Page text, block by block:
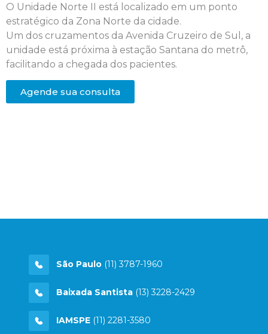
O Unidade Norte II está localizado em um ponto
estratégico da Zona Norte da cidade.
Um dos cruzamentos da Avenida Cruzeiro de Sul, a
unidade está próxima à estação Santana do metrô,
facilitando a chegada dos pacientes.
Agende sua consulta
São Paulo (11) 3787-1960
Baixada Santista (13) 3228-2429
IAMSPE (11) 2281-3580